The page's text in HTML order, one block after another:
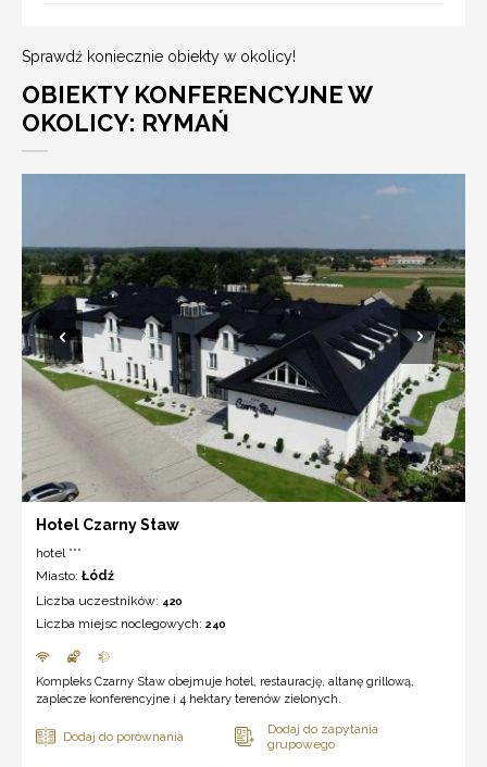
Sprawdź koniecznie obiekty w okolicy!
OBIEKTY KONFERENCYJNE W
OKOLICY: RYMAŃ
Hotel Czarny Staw
hotel ***
Miasto: Łódź
Liczba uczestników: 420
Liczba miejsc noclegowych: 240
Kompleks Czarny Staw obejmuje hotel, restaurację, altanę grillową,
zaplecze konferencyjne i 4 hektary terenów zielonych.